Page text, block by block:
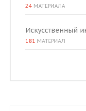
24 МАТЕРИАЛА
Искусственный
181 МАТЕРИАЛ